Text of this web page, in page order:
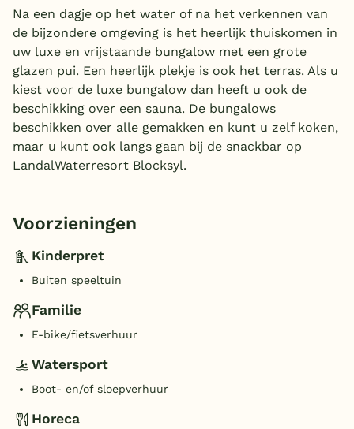
Na een dagje op het water of na het verkennen van
de bijzondere omgeving is het heerlijk thuiskomen in
uw luxe en vrijstaande bungalow met een grote
glazen pui. Een heerlijk plekje is ook het terras. Als u
kiest voor de luxe bungalow dan heeft u ook de
beschikking over een sauna. De bungalows
beschikken over alle gemakken en kunt u zelf koken,
maar u kunt ook langs gaan bij de snackbar op
LandalWaterresort Blocksyl.
Voorzieningen
Kinderpret
Buiten speeltuin
Familie
E-bike/fietsverhuur
Watersport
Boot- en/of sloepverhuur
Horeca